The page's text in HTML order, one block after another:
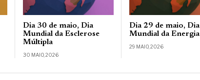
Dia 30 de maio, Dia
Mundial da Esclerose
Múltipla
30 MAIO, 2026
Dia 29 de maio, Dia
Mundial da Energia
29 MAIO, 2026